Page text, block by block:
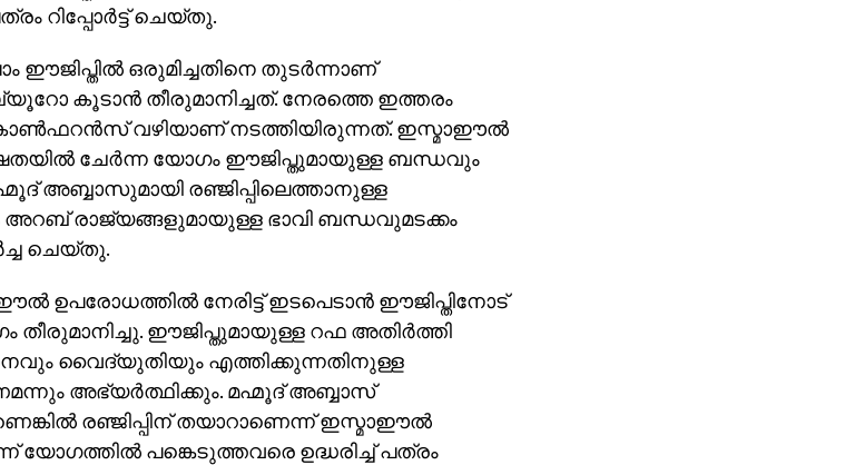
ചെയ്തു.
ഈജിപ്തില്‍ ഒരുമിച്ചതിനെ തുടര്‍ന്നാണ്
കൂടാന്‍ തീരുമാനിച്ചത്. നേരത്തെ ഇത്തരം
വഴിയാണ് നടത്തിയിരുന്നത്. ഇസ്മാഈല്‍
ചേര്‍ന്ന യോഗം ഈജിപ്തുമായുള്ള ബന്ധവും
അബ്ബാസുമായി രഞ്ജിപ്പിലെത്താനുള്ള
രാജ്യങ്ങളുമായുള്ള ഭാവി ബന്ധവുമടക്കം
ചെയ്തു.
ഉപരോധത്തില്‍ നേരിട്ട് ഇടപെടാന്‍ ഈജിപ്തിനോട്
ഈജിപ്തുമായുള്ള റഫ അതിര്‍ത്തി
വൈദ്യുതിയും എത്തിക്കുന്നതിനുള്ള
അഭ്യര്‍ത്ഥിക്കും. മഹ്മൂദ് അബ്ബാസ്
രഞ്ജിപ്പിന് തയാറാണെന്ന് ഇസ്മാഈല്‍
പങ്കെടുത്തവരെ ഉദ്ധരിച്ച് പത്രം